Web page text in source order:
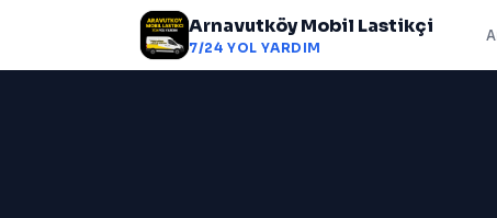
Arnavutköy Mobil Lastikçi
7/24 YOL YARDIM